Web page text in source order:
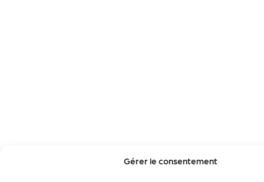
Gérer le consentement